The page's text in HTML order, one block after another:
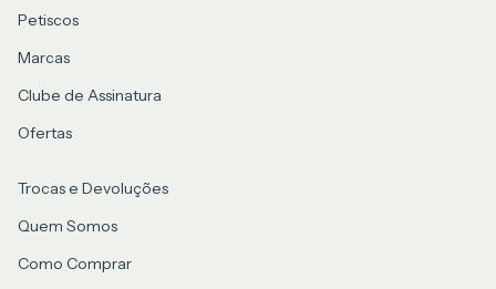
Petiscos
Marcas
Clube de Assinatura
Ofertas
Trocas e Devoluções
Quem Somos
Como Comprar